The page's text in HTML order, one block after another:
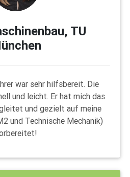
TU
war sehr hilfsbereit. Die
und leicht. Er hat mich das
und gezielt auf meine
und Technische Mechanik)